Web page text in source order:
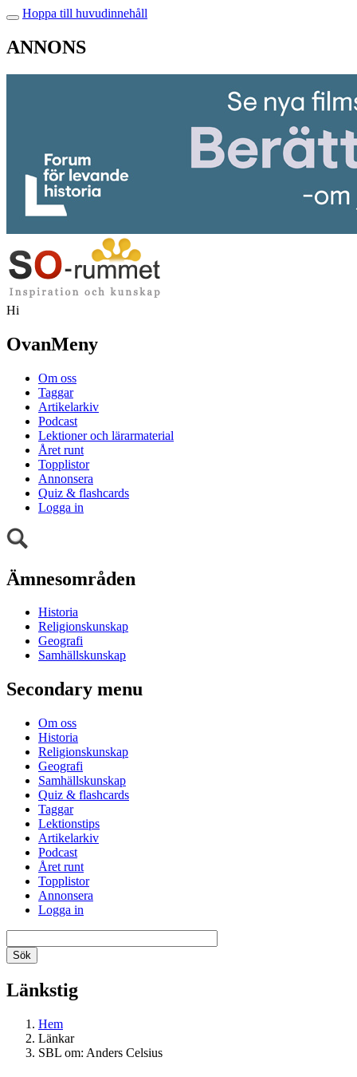
Hoppa till huvudinnehåll
ANNONS
Hi
OvanMeny
Om oss
Taggar
Artikelarkiv
Podcast
Lektioner och lärarmaterial
Året runt
Topplistor
Annonsera
Quiz & flashcards
Logga in
Ämnesområden
Historia
Religionskunskap
Geografi
Samhällskunskap
Secondary menu
Om oss
Historia
Religionskunskap
Geografi
Samhällskunskap
Quiz & flashcards
Taggar
Lektionstips
Artikelarkiv
Podcast
Året runt
Topplistor
Annonsera
Logga in
Länkstig
Hem
Länkar
SBL om: Anders Celsius